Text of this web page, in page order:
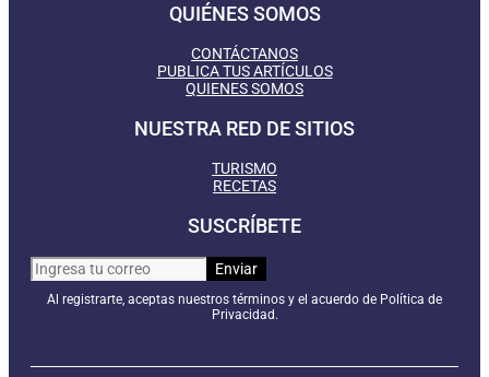
QUIÉNES SOMOS
CONTÁCTANOS
PUBLICA TUS ARTÍCULOS
QUIENES SOMOS
NUESTRA RED DE SITIOS
TURISMO
RECETAS
SUSCRÍBETE
Al registrarte, aceptas nuestros términos y el acuerdo de Política de
Privacidad.